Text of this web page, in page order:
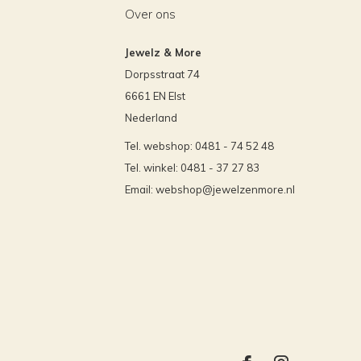
Over ons
Jewelz & More
Dorpsstraat 74
6661 EN Elst
Nederland
Tel. webshop: 0481 - 74 52 48
Tel. winkel: 0481 - 37 27 83
Email: webshop@jewelzenmore.nl